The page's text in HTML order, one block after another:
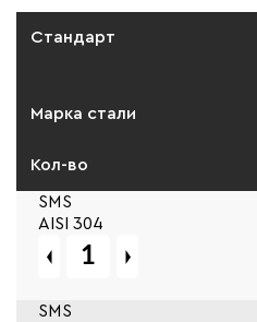
Стандарт
Марка стали
Кол-во
SMS
AISI 304
SMS